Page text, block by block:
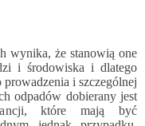
wynika, że stanowią one
i środowiska i dlatego
i szczególnej
odpadów dobierany jest
które mają być